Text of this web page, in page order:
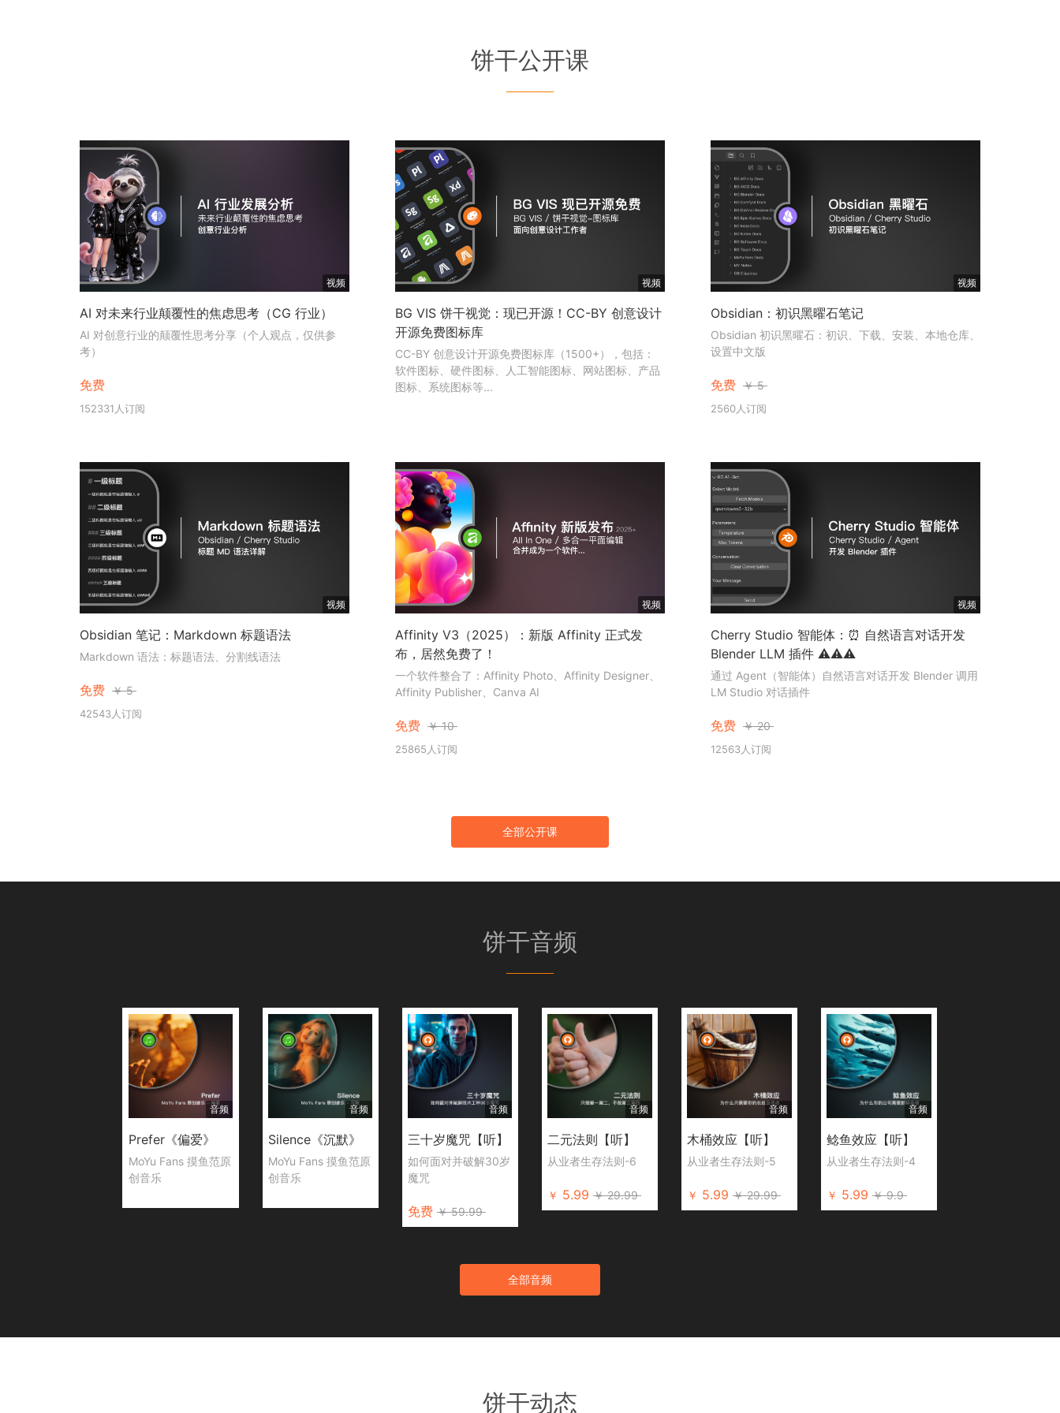
饼干公开课
———
视频
AI 对未来行业颠覆性的焦虑思考（CG 行业）
AI 对创意行业的颠覆性思考分享（个人观点，仅供参
考）
免费
152331人订阅
视频
BG VIS 饼干视觉：现已开源！CC-BY 创意设计
开源免费图标库
CC-BY 创意设计开源免费图标库（1500+），包括：
软件图标、硬件图标、人工智能图标、网站图标、产品
图标、系统图标等...
视频
Obsidian：初识黑曜石笔记
Obsidian 初识黑曜石：初识、下载、安装、本地仓库、
设置中文版
免费 ￥ 5
2560人订阅
视频
Obsidian 笔记：Markdown 标题语法
Markdown 语法：标题语法、分割线语法
免费 ￥ 5
42543人订阅
视频
Affinity V3（2025）：新版 Affinity 正式发
布，居然免费了！
一个软件整合了：Affinity Photo、Affinity Designer、
Affinity Publisher、Canva AI
免费 ￥ 10
25865人订阅
视频
Cherry Studio 智能体：⏰ 自然语言对话开发
Blender LLM 插件 ⚠️⚠️⚠️
通过 Agent（智能体）自然语言对话开发 Blender 调用
LM Studio 对话插件
免费 ￥ 20
12563人订阅
全部公开课
饼干音频
———
音频
Prefer《偏爱》
MoYu Fans 摸鱼范原
创音乐
音频
Silence《沉默》
MoYu Fans 摸鱼范原
创音乐
音频
三十岁魔咒【听】
如何面对并破解30岁
魔咒
免费 ￥ 59.99
音频
二元法则【听】
从业者生存法则-6
￥ 5.99 ￥ 29.99
音频
木桶效应【听】
从业者生存法则-5
￥ 5.99 ￥ 29.99
音频
鲶鱼效应【听】
从业者生存法则-4
￥ 5.99 ￥ 9.9
全部音频
饼干动态